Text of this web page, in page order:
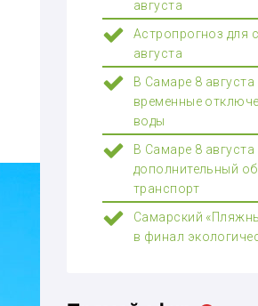
августа
Астропрогноз для
августа
В Самаре 8
временные
воды
В Самаре 8 августа
дополнительный
транспорт
Самарский
в финал